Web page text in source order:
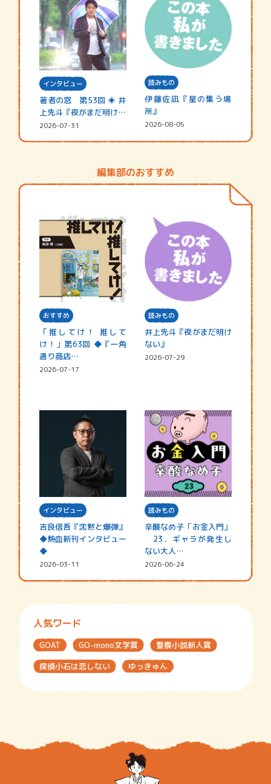
インタビュー
著者の窓 第53回 ◈ 井
上先斗『夜がまだ明けな
い』
2026-07-31
読みもの
伊藤佐凪『星の集う場
所』
2026-08-05
編集部のおすすめ
おすすめ
「推してけ！ 推して
け！」第63回 ◆『一角
通り商店…
2026-07-17
読みもの
井上先斗『夜がまだ明け
ない』
2026-07-29
インタビュー
吉良信吾『沈黙と爆弾』
◆熱血新刊インタビュー
◆
2026-03-11
読みもの
辛酸なめ子「お金入門」
23．ギャラが発生し
ない大人…
2026-06-24
人気ワード
GOAT GO-mono文学賞
警察小説新人賞
探偵小石は恋しない
ゆっきゅん